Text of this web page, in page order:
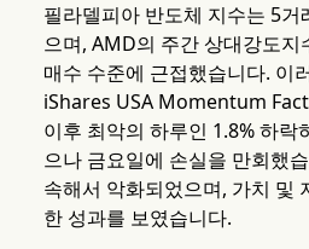
필라델피아 반도체 지수는 5거
으며, AMD의 주간 상대강도지
매수 수준에 근접했습니다. 이
iShares USA Momentum
이후 최악의 하루인 1.8% 하락
으나 금요일에 손실을 만회했
속해서 악화되었으며, 가치 및
한 성과를 보였습니다.